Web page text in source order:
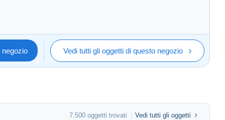
negozio Vedi tutti gli oggetti di questo negozio
7.500 oggetti trovati Vedi tutti gli oggetti